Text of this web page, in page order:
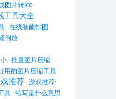
图片转ico
工具大全
在线智能扣图
倒放
批量图片压缩
用的图片压缩工具
推荐 游戏推荐·
具 缩写是什么意思